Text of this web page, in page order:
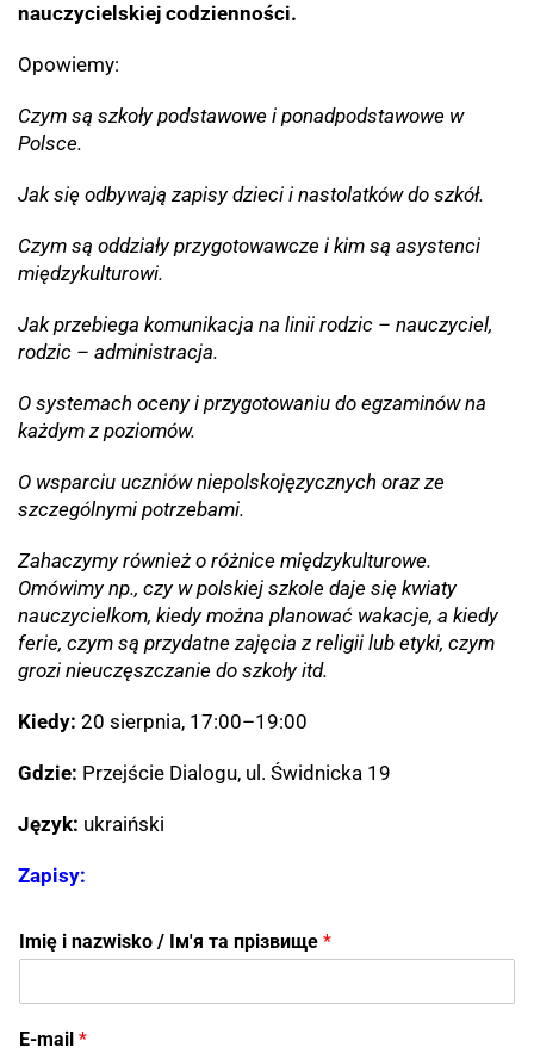
nauczycielskiej codzienności.
Opowiemy:
Czym są szkoły podstawowe i ponadpodstawowe w
Polsce.
Jak się odbywają zapisy dzieci i nastolatków do szkół.
Czym są oddziały przygotowawcze i kim są asystenci
międzykulturowi.
Jak przebiega komunikacja na linii rodzic – nauczyciel,
rodzic – administracja.
O systemach oceny i przygotowaniu do egzaminów na
każdym z poziomów.
O wsparciu uczniów niepolskojęzycznych oraz ze
szczególnymi potrzebami.
Zahaczymy również o różnice międzykulturowe.
Omówimy np., czy w polskiej szkole daje się kwiaty
nauczycielkom, kiedy można planować wakacje, a kiedy
ferie, czym są przydatne zajęcia z religii lub etyki, czym
grozi nieuczęszczanie do szkoły itd.
Kiedy: 20 sierpnia, 17:00–19:00
Gdzie: Przejście Dialogu, ul. Świdnicka 19
Język: ukraiński
Zapisy:
Imię i nazwisko / Ім'я та прізвище *
E-mail *